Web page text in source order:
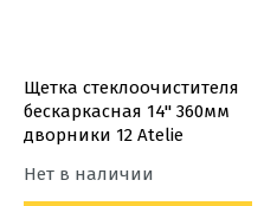
Щетка стеклоочистителя
бескаркасная 14'' 360мм
дворники 12 Atelie
Нет в наличии